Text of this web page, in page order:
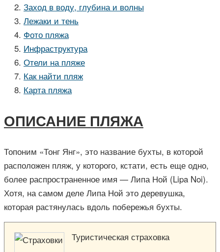
Заход в воду, глубина и волны
Лежаки и тень
Фото пляжа
Инфраструктура
Отели на пляже
Как найти пляж
Карта пляжа
ОПИСАНИЕ ПЛЯЖА
Топоним «Тонг Янг», это название бухты, в которой
расположен пляж, у которого, кстати, есть еще одно,
более распространенное имя — Липа Ной (Lipa Noi).
Хотя, на самом деле Липа Ной это деревушка,
которая растянулась вдоль побережья бухты.
Туристическая страховка